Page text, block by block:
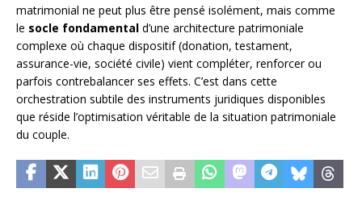
matrimonial ne peut plus être pensé isolément, mais comme
le socle fondamental d’une architecture patrimoniale
complexe où chaque dispositif (donation, testament,
assurance-vie, société civile) vient compléter, renforcer ou
parfois contrebalancer ses effets. C’est dans cette
orchestration subtile des instruments juridiques disponibles
que réside l’optimisation véritable de la situation patrimoniale
du couple.